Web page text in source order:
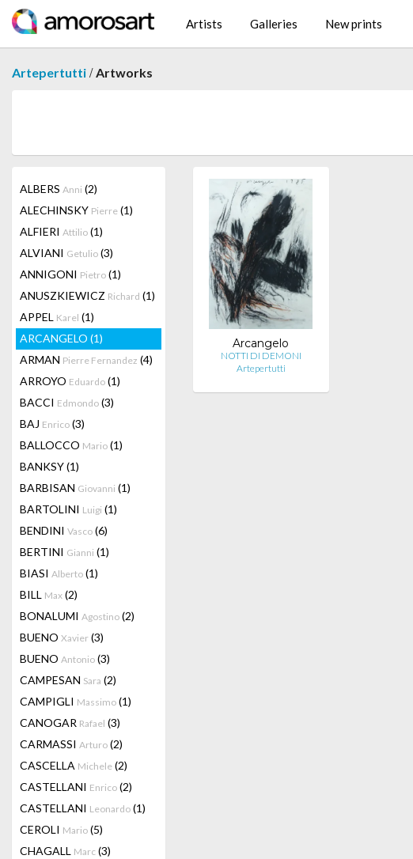
Artists Galleries New prints
Artepertutti /Artworks
ALBERS Anni (2)
ALECHINSKY Pierre (1)
ALFIERI Attilio (1)
ALVIANI Getulio (3)
ANNIGONI Pietro (1)
ANUSZKIEWICZ Richard (1)
APPEL Karel (1)
ARCANGELO (1)
ARMAN Pierre Fernandez (4)
ARROYO Eduardo (1)
BACCI Edmondo (3)
BAJ Enrico (3)
BALLOCCO Mario (1)
BANKSY(1)
BARBISAN Giovanni (1)
BARTOLINI Luigi (1)
BENDINI Vasco (6)
BERTINI Gianni (1)
BIASI Alberto (1)
BILL Max (2)
BONALUMI Agostino (2)
BUENO Xavier (3)
BUENO Antonio (3)
CAMPESAN Sara (2)
CAMPIGLI Massimo (1)
CANOGAR Rafael (3)
CARMASSI Arturo (2)
CASCELLA Michele (2)
CASTELLANI Enrico (2)
CASTELLANI Leonardo (1)
CEROLI Mario (5)
CHAGALL Marc (3)
Arcangelo
NOTTI DI DEMONI
Artepertutti